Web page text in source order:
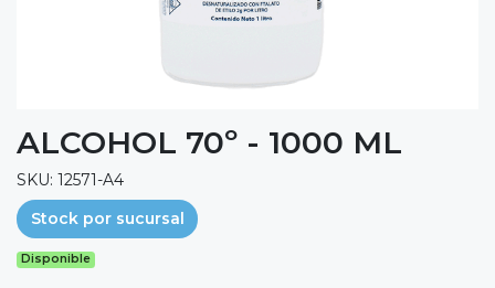
ALCOHOL 70º - 1000 ML
SKU: 12571-A4
Stock por sucursal
Disponible